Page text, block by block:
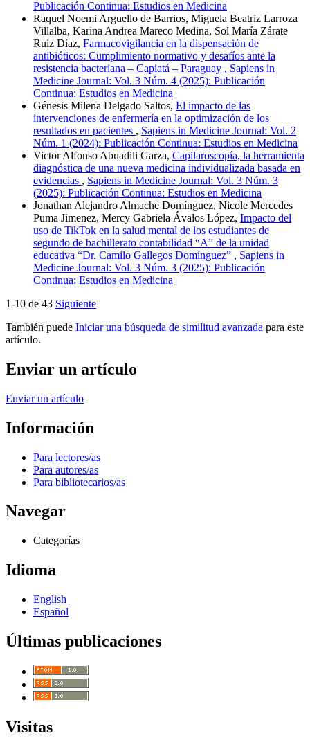
Publicación Continua: Estudios en Medicina
Raquel Noemi Arguello de Barrios, Miguela Beatriz Larroza
Villalba, Karina Andrea Mareco Medina, Sol María Zárate
Ruiz Díaz, Farmacovigilancia en la dispensación de
antibióticos: Cumplimiento normativo y desafíos ante la
resistencia bacteriana – Capiatá – Paraguay , Sapiens in
Medicine Journal: Vol. 3 Núm. 4 (2025): Publicación
Continua: Estudios en Medicina
Génesis Milena Delgado Saltos, El impacto de las
intervenciones de enfermería en la optimización de los
resultados en pacientes , Sapiens in Medicine Journal: Vol. 2
Núm. 1 (2024): Publicación Continua: Estudios en Medicina
Victor Alfonso Abuadili Garza, Capilaroscopía, la herramienta
diagnóstica de una nueva medicina individualizada basada en
evidencias , Sapiens in Medicine Journal: Vol. 3 Núm. 3
(2025): Publicación Continua: Estudios en Medicina
Jonathan Alejandro Almache Domínguez, Nicole Mercedes
Puma Jimenez, Mercy Gabriela Ávalos López, Impacto del
uso de TikTok en la salud mental de los estudiantes de
segundo de bachillerato contabilidad “A” de la unidad
educativa “Dr. Camilo Gallegos Domínguez” , Sapiens in
Medicine Journal: Vol. 3 Núm. 3 (2025): Publicación
Continua: Estudios en Medicina
1-10 de 43 Siguiente
También puede Iniciar una búsqueda de similitud avanzada para este
artículo.
Enviar un artículo
Enviar un artículo
Información
Para lectores/as
Para autores/as
Para bibliotecarios/as
Navegar
Categorías
Idioma
English
Español
Últimas publicaciones
Visitas